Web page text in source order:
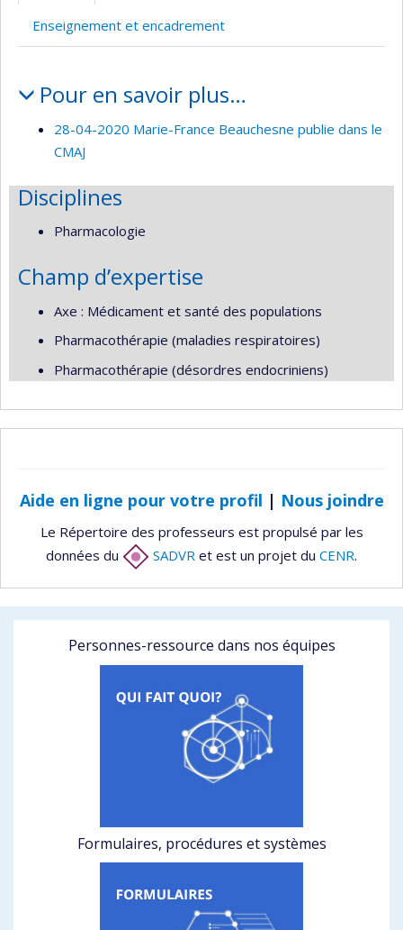
Enseignement et encadrement
Pour en savoir plus…
28-04-2020 Marie-France Beauchesne publie dans le
CMAJ
Disciplines
Pharmacologie
Champ d’expertise
Axe : Médicament et santé des populations
Pharmacothérapie (maladies respiratoires)
Pharmacothérapie (désordres endocriniens)
Aide en ligne pour votre profil | Nous joindre
Le Répertoire des professeurs est propulsé par les
données du
SADVR et est un projet du CENR.
Personnes-ressource dans nos équipes
Formulaires, procédures et systèmes